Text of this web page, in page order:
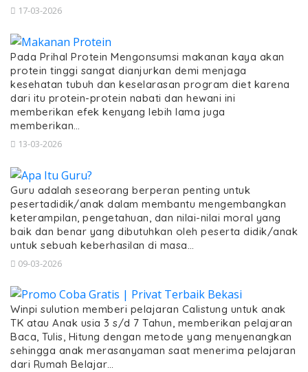
17-03-2026
Pada Prihal Protein Mengonsumsi makanan kaya akan
protein tinggi sangat dianjurkan demi menjaga
kesehatan tubuh dan keselarasan program diet karena
dari itu protein-protein nabati dan hewani ini
memberikan efek kenyang lebih lama juga
memberikan…
13-03-2026
Guru adalah seseorang berperan penting untuk
pesertadidik/anak dalam membantu mengembangkan
keterampilan, pengetahuan, dan nilai-nilai moral yang
baik dan benar yang dibutuhkan oleh peserta didik/anak
untuk sebuah keberhasilan di masa…
09-03-2026
Winpi sulution memberi pelajaran Calistung untuk anak
TK atau Anak usia 3 s/d 7 Tahun, memberikan pelajaran
Baca, Tulis, Hitung dengan metode yang menyenangkan
sehingga anak merasanyaman saat menerima pelajaran
dari Rumah Belajar…